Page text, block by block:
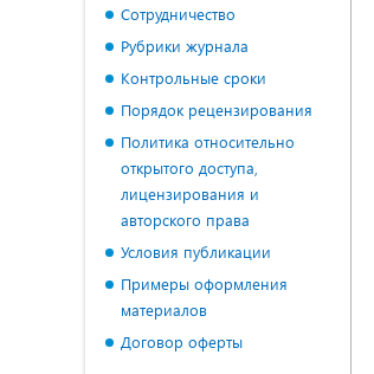
Сотрудничество
Рубрики журнала
Контрольные сроки
Порядок рецензирования
Политика относительно
открытого доступа,
лицензирования и
авторского права
Условия публикации
Примеры оформления
материалов
Договор оферты